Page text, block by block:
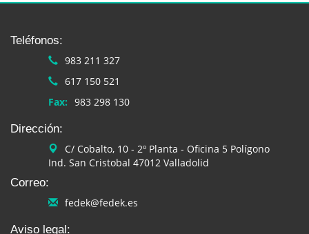
Teléfonos:
983 211 327
617 150 521
Fax: 983 298 130
Dirección:
C/ Cobalto, 10 - 2º Planta - Oficina 5 Polígono
Ind. San Cristobal 47012 Valladolid
Correo:
fedek@fedek.es
Aviso legal: